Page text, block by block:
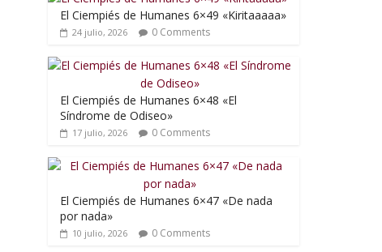
El Ciempiés de Humanes 6×49 «Kiritaaaaa»
24 julio, 2026 0 Comments
El Ciempiés de Humanes 6×48 «El
Síndrome de Odiseo»
17 julio, 2026 0 Comments
El Ciempiés de Humanes 6×47 «De nada
por nada»
10 julio, 2026 0 Comments